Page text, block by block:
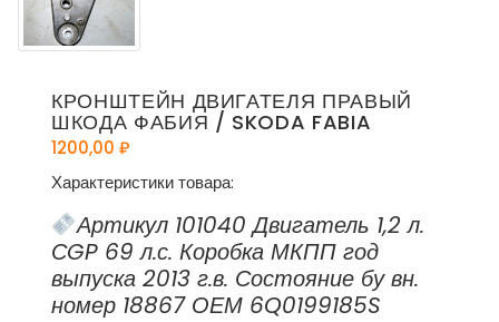
КРОНШТЕЙН ДВИГАТЕЛЯ ПРАВЫЙ
ШКОДА ФАБИЯ / SKODA FABIA
1200,00 ₽
Характеристики товара:
Артикул 101040 Двигатель 1,2 л.
СGP 69 л.с. Коробка МКПП год
выпуска 2013 г.в. Состояние бу вн.
номер 18867 ОЕМ 6Q0199185S